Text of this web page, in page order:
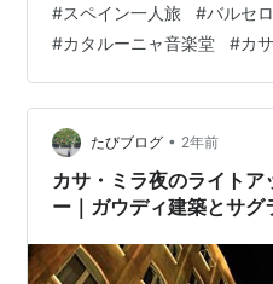
館まで階段でまあまあ上が
る。 ビザンチン芸術、とい
ものだそうだ。古い教会の
貼り付けて展示している。
り下げる形で使っていたら
ミリアの四使徒と同じ4人
#スペイン一人旅 #バルセ
#カタルーニャ音楽堂 #カ
たびブログ • 2年前
カサ・ミラ夜のライト
ー｜ガウディ建築とサ